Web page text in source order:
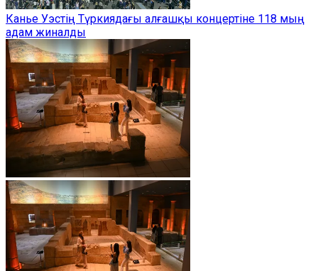
Канье Уэстің Түркиядағы алғашқы концертіне 118 мың
адам жиналды